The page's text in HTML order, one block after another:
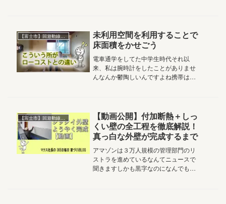
に見せるいや、魅せるってやっぱ...
【富士市】回遊動線のある家
未利用空間を利用することで
床面積をかせごう
電車通学をしてた中学生時代それ以
来、私は腕時計をしたことがありませ
んなんか鬱陶しいんですよね携帯は
だしもし、携帯持ってなくても...
【動画公開】付加断熱＋しっ
くい壁の全工程を徹底解説！
真っ白な外壁が完成するまで
アマゾンは３万人規模の管理部門のリ
ストラを進めているなんてニュースで
聞きますしかも黒字なのになんでも、